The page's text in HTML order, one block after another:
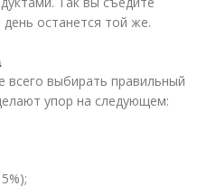
останется той же.
выбирать правильный
упор на следующем: